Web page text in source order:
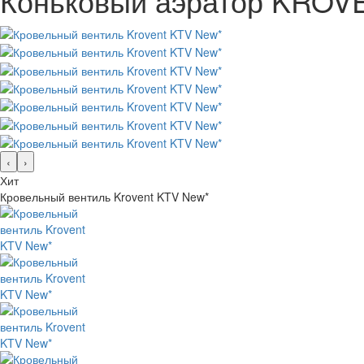
‹
›
Хит
Кровельный вентиль Krovent KTV New*